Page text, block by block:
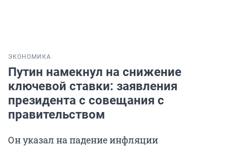
ЭКОНОМИКА
Путин намекнул на снижение
ключевой ставки: заявления
президента с совещания с
правительством
Он указал на падение инфляции